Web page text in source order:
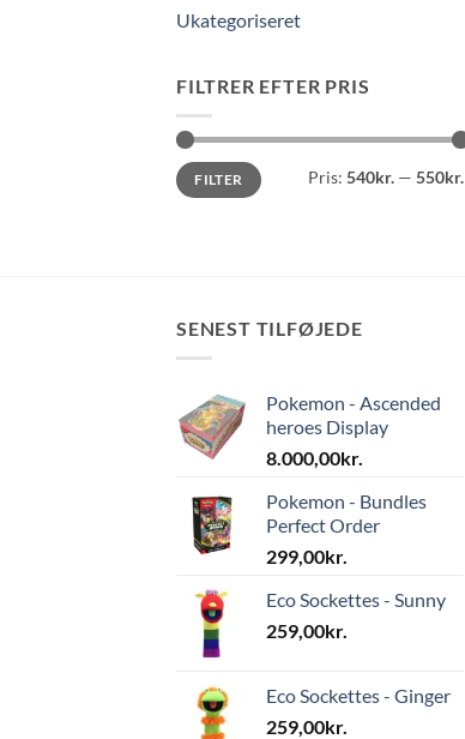
Ukategoriseret
FILTRER EFTER PRIS
Mindste
pris
Højeste
prisFILTER Pris: 540kr. — 550kr.
SENEST TILFØJEDE
Pokemon - Ascended
heroes Display
8.000,00kr.
Pokemon - Bundles
Perfect Order
299,00kr.
Eco Sockettes - Sunny
259,00kr.
Eco Sockettes - Ginger
259,00kr.